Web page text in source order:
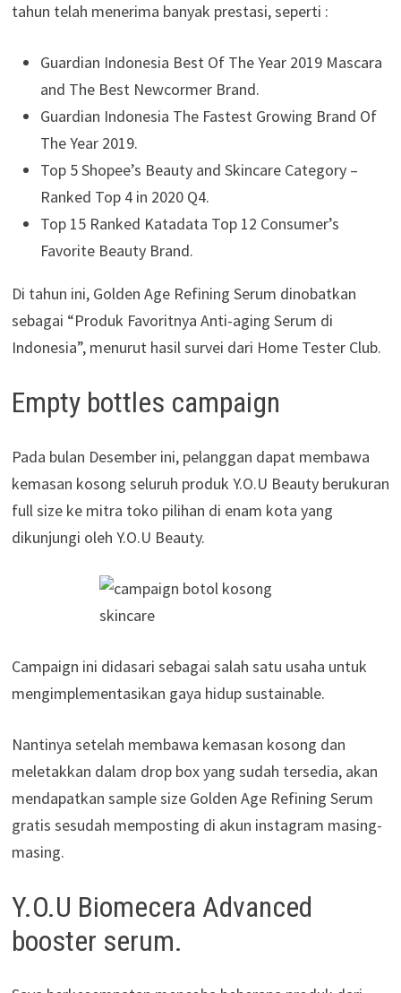
tahun telah menerima banyak prestasi, seperti :
Guardian Indonesia Best Of The Year 2019 Mascara
and The Best Newcormer Brand.
Guardian Indonesia The Fastest Growing Brand Of
The Year 2019.
Top 5 Shopee’s Beauty and Skincare Category –
Ranked Top 4 in 2020 Q4.
Top 15 Ranked Katadata Top 12 Consumer’s
Favorite Beauty Brand.
Di tahun ini, Golden Age Refining Serum dinobatkan
sebagai “Produk Favoritnya Anti-aging Serum di
Indonesia”, menurut hasil survei dari Home Tester Club.
Empty bottles campaign
Pada bulan Desember ini, pelanggan dapat membawa
kemasan kosong seluruh produk Y.O.U Beauty berukuran
full size ke mitra toko pilihan di enam kota yang
dikunjungi oleh Y.O.U Beauty.
Campaign ini didasari sebagai salah satu usaha untuk
mengimplementasikan gaya hidup sustainable.
Nantinya setelah membawa kemasan kosong dan
meletakkan dalam drop box yang sudah tersedia, akan
mendapatkan sample size Golden Age Refining Serum
gratis sesudah memposting di akun instagram masing-
masing.
Y.O.U Biomecera Advanced
booster serum.